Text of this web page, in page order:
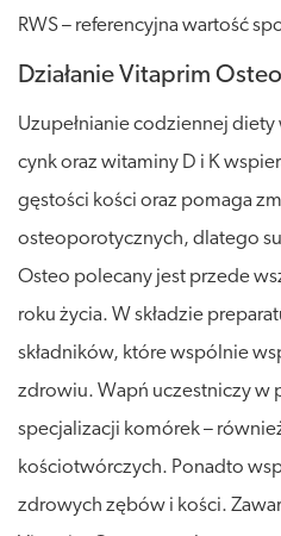
RWS – referencyjna wartość
Działanie Vitaprim
Uzupełnianie codziennej diety
cynk oraz witaminy D i K
gęstości kości oraz pomaga
osteoporotycznych, dlatego
Osteo polecany jest przede
roku życia. W składzie
składników, które wspólnie
zdrowiu. Wapń uczestniczy w
specjalizacji komórek –
kościotwórczych. Ponadto
zdrowych zębów i kości.